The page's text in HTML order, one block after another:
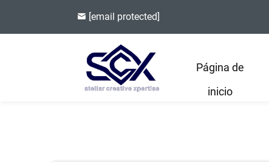
[email protected]
Página de
inicio